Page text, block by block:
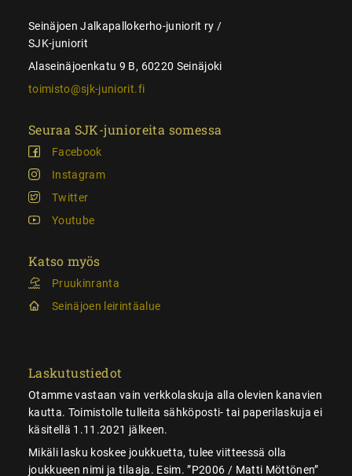
Seinäjoen Jalkapallokerho-juniorit ry /
SJK-juniorit
Alaseinäjoenkatu 9 B, 60220 Seinäjoki
toimisto@sjk-juniorit.fi
Seuraa SJK-junioreita somessa
Facebook
Instagram
Twitter
Youtube
Katso myös
Pruukinranta
Seinäjoen leirintäalue
Laskutustiedot
Otamme vastaan vain verkkolaskuja alla olevien kanavien
kautta. Toimistolle tulleita sähköposti- tai paperilaskuja ei
käsitellä 1.11.2021 jälkeen.
Mikäli lasku koskee joukkuetta, tulee viitteessä olla
joukkueen nimi ja tilaaja. Esim. ”P2006 / Matti Möttönen”